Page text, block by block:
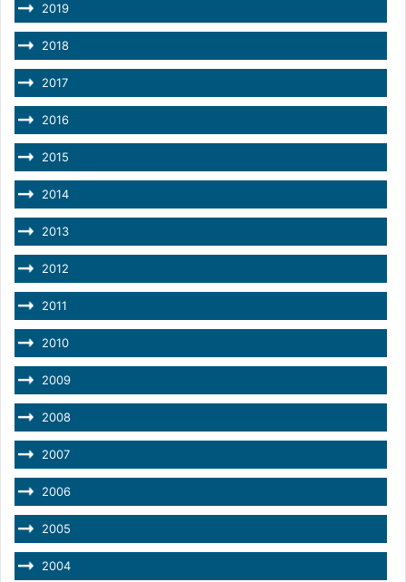
2019
2018
2017
2016
2015
2014
2013
2012
2011
2010
2009
2008
2007
2006
2005
2004